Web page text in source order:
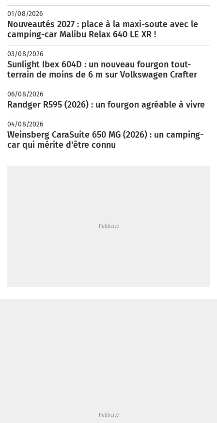
01/08/2026
Nouveautés 2027 : place à la maxi-soute avec le
camping-car Malibu Relax 640 LE XR !
03/08/2026
Sunlight Ibex 604D : un nouveau fourgon tout-
terrain de moins de 6 m sur Volkswagen Crafter
06/08/2026
Randger R595 (2026) : un fourgon agréable à vivre
04/08/2026
Weinsberg CaraSuite 650 MG (2026) : un camping-
car qui mérite d'être connu